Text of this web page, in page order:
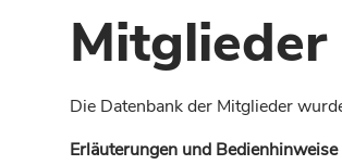
Mitglieder
Die Datenbank der Mitglieder
Erläuterungen und